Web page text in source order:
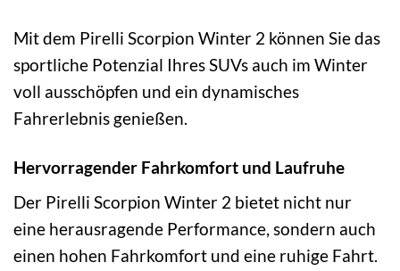
Mit dem Pirelli Scorpion Winter 2 können Sie das
sportliche Potenzial Ihres SUVs auch im Winter
voll ausschöpfen und ein dynamisches
Fahrerlebnis genießen.
Hervorragender Fahrkomfort und Laufruhe
Der Pirelli Scorpion Winter 2 bietet nicht nur
eine herausragende Performance, sondern auch
einen hohen Fahrkomfort und eine ruhige Fahrt.